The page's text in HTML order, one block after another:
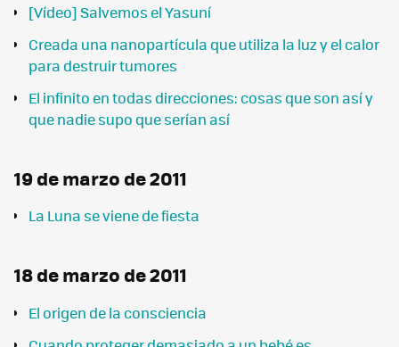
[Vídeo] Salvemos el Yasuní
Creada una nanopartícula que utiliza la luz y el calor
para destruir tumores
El infinito en todas direcciones: cosas que son así y
que nadie supo que serían así
19 de marzo de 2011
La Luna se viene de fiesta
18 de marzo de 2011
El origen de la consciencia